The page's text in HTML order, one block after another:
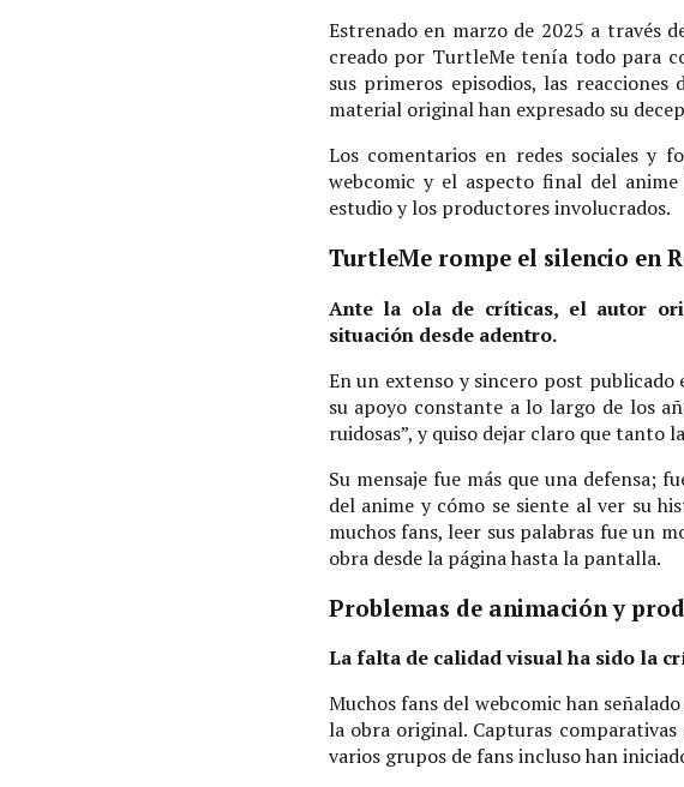
Estrenado en marzo de 2025 a través
creado por TurtleMe tenía todo para
sus primeros episodios, las
material original han expresado su
Los comentarios en redes sociales y
webcomic y el aspecto final del
estudio y los productores involucrados.
TurtleMe rompe el silencio en
Ante la ola de críticas, el autor
situación desde adentro.
En un extenso y sincero post
su apoyo constante a lo largo de los
ruidosas”, y quiso dejar claro que tanto
Su mensaje fue más que una defensa;
del anime y cómo se siente al ver su
muchos fans, leer sus palabras fue un
obra desde la página hasta la pantalla.
Problemas de animación y
La falta de calidad visual ha sido la
Muchos fans del webcomic han
la obra original. Capturas
varios grupos de fans incluso han